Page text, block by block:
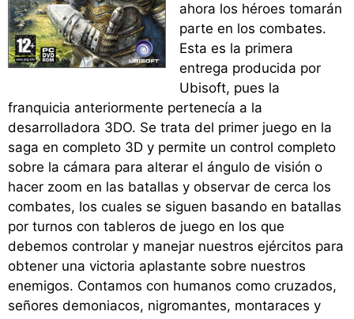
ahora los héroes tomarán
parte en los combates.
Esta es la primera
entrega producida por
Ubisoft, pues la
franquicia anteriormente pertenecía a la
desarrolladora 3DO. Se trata del primer juego en la
saga en completo 3D y permite un control completo
sobre la cámara para alterar el ángulo de visión o
hacer zoom en las batallas y observar de cerca los
combates, los cuales se siguen basando en batallas
por turnos con tableros de juego en los que
debemos controlar y manejar nuestros ejércitos para
obtener una victoria aplastante sobre nuestros
enemigos. Contamos con humanos como cruzados,
señores demoniacos, nigromantes, montaraces y